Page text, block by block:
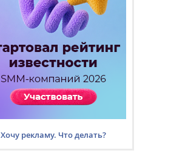
Хочу рекламу. Что делать?